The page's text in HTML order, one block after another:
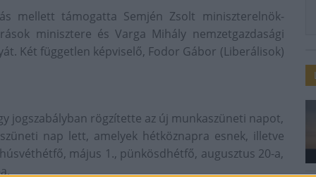
mellett támogatta Semjén Zsolt miniszterelnök-
minisztere és Varga Mihály nemzetgazdasági
Két független képviselő, Fodor Gábor (Liberálisok)
jogszabályban rögzítette az új munkaszüneti napot,
nap lett, amelyek hétköznapra esnek, illetve
május 1., pünkösdhétfő, augusztus 20-a,
a.